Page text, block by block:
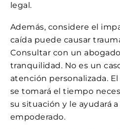
legal.
Además, considere el
caída puede causar
Consultar con un
tranquilidad. No es un
atención personalizada.
se tomará el tiempo
su situación y le ayudará
empoderado.